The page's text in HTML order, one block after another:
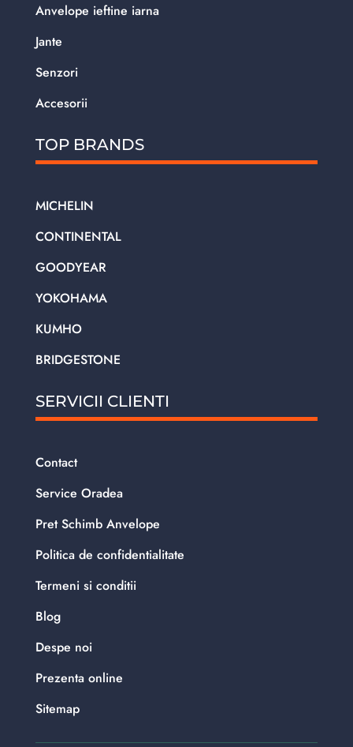
Anvelope ieftine iarna
Jante
Senzori
Accesorii
TOP BRANDS
MICHELIN
CONTINENTAL
GOODYEAR
YOKOHAMA
KUMHO
BRIDGESTONE
SERVICII CLIENTI
Contact
Service Oradea
Pret Schimb Anvelope
Politica de confidentialitate
Termeni si conditii
Blog
Despe noi
Prezenta online
Sitemap